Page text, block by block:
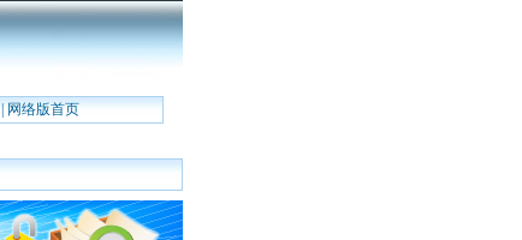
网络版首页